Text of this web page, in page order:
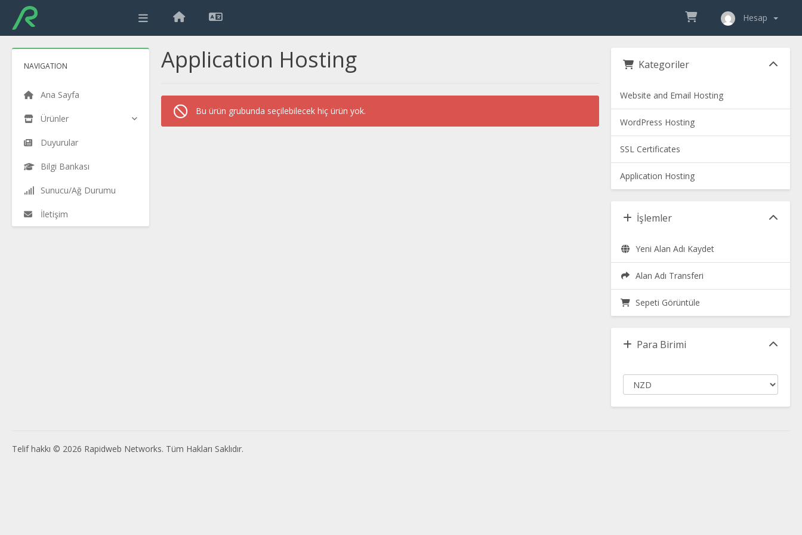
Hesap
NAVIGATION
Ana Sayfa
Ürünler
Duyurular
Bilgi Bankası
Sunucu/Ağ Durumu
İletişim
Application Hosting
Bu ürün grubunda seçilebilecek hiç ürün yok.
Kategoriler
Website and Email Hosting
WordPress Hosting
SSL Certificates
Application Hosting
İşlemler
Yeni Alan Adı Kaydet
Alan Adı Transferi
Sepeti Görüntüle
Para Birimi
Telif hakkı © 2026 Rapidweb Networks. Tüm Hakları Saklıdır.